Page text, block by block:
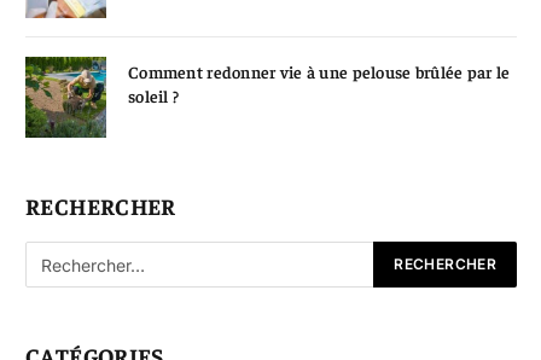
Comment redonner vie à une pelouse brûlée par le
soleil ?
RECHERCHER